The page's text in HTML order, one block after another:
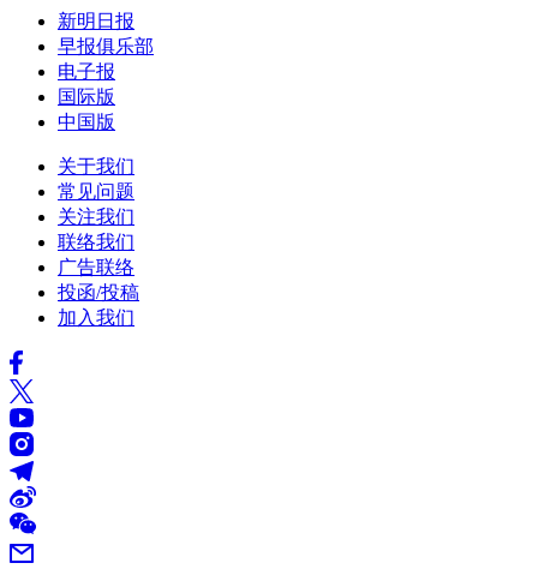
新明日报
早报俱乐部
电子报
国际版
中国版
关于我们
常见问题
关注我们
联络我们
广告联络
投函/投稿
加入我们